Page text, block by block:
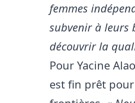
femmes
subvenir à leurs
découvrir la
Pour Yacine
est fin prêt